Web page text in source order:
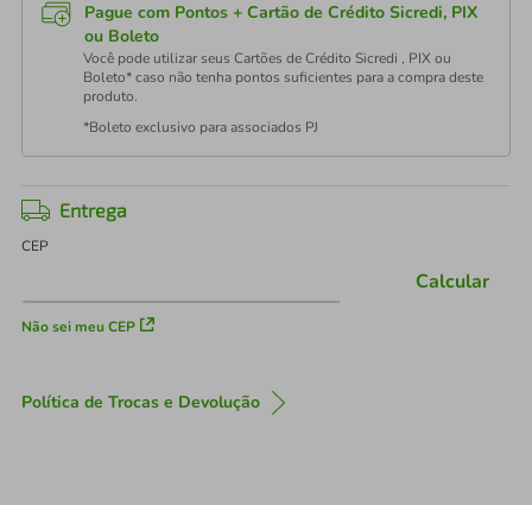
Pague com Pontos + Cartão de Crédito Sicredi, PIX
ou Boleto
Você pode utilizar seus Cartões de Crédito Sicredi , PIX ou
Boleto* caso não tenha pontos suficientes para a compra deste
produto.
*Boleto exclusivo para associados PJ
Entrega
CEP
Não sei meu CEP
Calcular
Política de Trocas e Devolução